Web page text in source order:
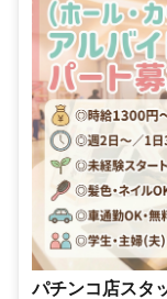
パチンコ店スタ